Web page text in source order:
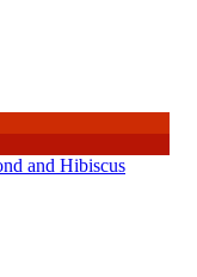
and Hibiscus